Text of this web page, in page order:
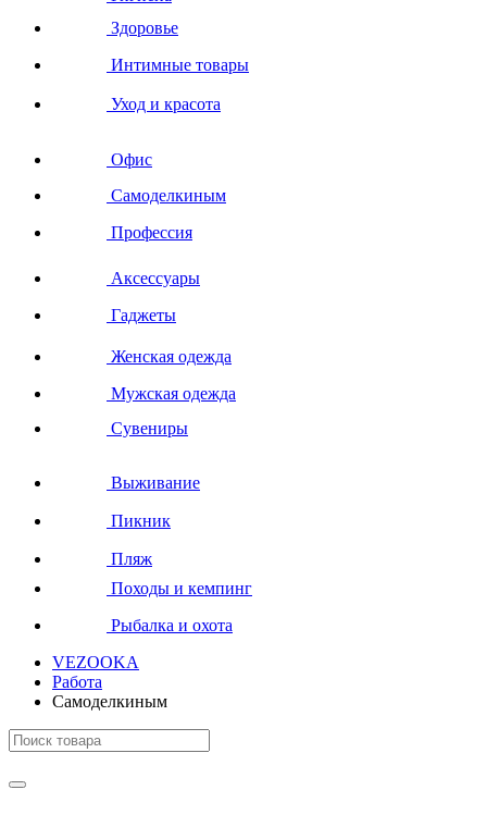
Здоровье
Интимные товары
Уход и красота
Офис
Самоделкиным
Профессия
Аксессуары
Гаджеты
Женская одежда
Мужская одежда
Сувениры
Выживание
Пикник
Пляж
Походы и кемпинг
Рыбалка и охота
VEZOOKA
Работа
Самоделкиным